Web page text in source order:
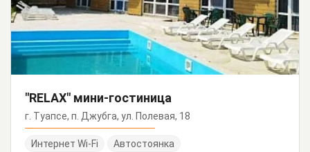
"RELAX" мини-гостиница
г. Туапсе, п. Джубга, ул. Полевая, 18
Интернет Wi-Fi
Автостоянка